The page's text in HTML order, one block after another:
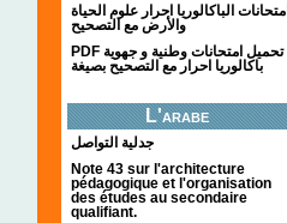
امتحانات الباكالوريا احرار علوم الحياة
والأرض مع التصحيح
PDF تحميل امتحانات وطنية و جهوية
باكالوريا احرار مع التصحيح بصيغة
L'arabe
جدلية التواصل
Note 43 sur l'architecture
pédagogique et l'organisation
des études au secondaire
qualifiant.